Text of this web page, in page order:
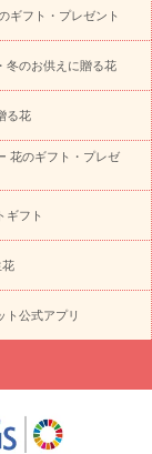
フラワー
お盆（新
お取り寄せギフト
蝶蘭
プリザーブ
ト 花束
スタ
胡蝶蘭・花鉢
世界初の青色胡蝶蘭
ーブドフラワー
セミオーダー
りのeギフト
ーオレンジ
レッ
～
お祝い・
円～
お供え・お
るときのマナー・
ギフト・プレゼント
冬のお供えに贈る花
る花
花のギフト・プレゼ
ギフト
花
ト公式アプリ